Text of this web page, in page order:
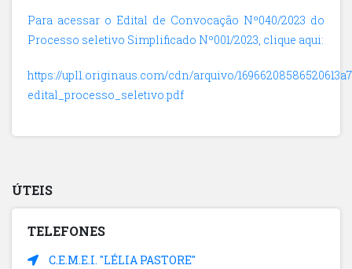
Para acessar o Edital de Convocação Nº040/2023 do
Processo seletivo Simplificado Nº001/2023, clique aqui:
https://upl1.originaus.com/cdn/arquivo/
edital_processo_seletivo.pdf
ÚTEIS
TELEFONES
C.E.M.E.I. "LÉLIA PASTORE"